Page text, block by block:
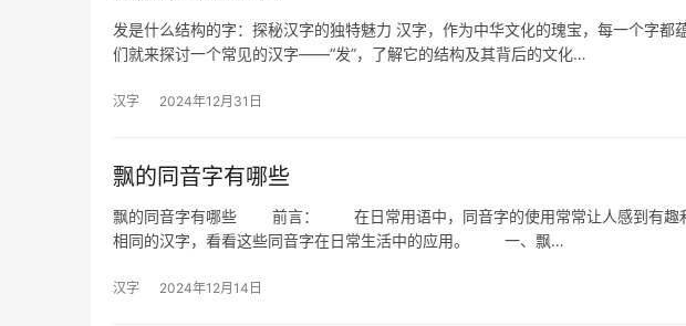
发是什么结构的字：探秘汉字的独特魅力 汉字，作为中华文化的瑰宝，每一个字
们就来探讨一个常见的汉字——“发”，了解它的结构及其背后的文化…
汉字 2024年12月31日
飘的同音字有哪些
飘的同音字有哪些 前言： 在日常用语中，同音字的使用常常让人感到有趣和
相同的汉字，看看这些同音字在日常生活中的应用。 一、飘…
汉字 2024年12月14日